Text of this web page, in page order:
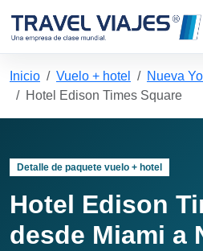
Inicio Vuelo + hotel Nueva
Hotel Edison Times Square
Detalle de paquete vuelo + hotel
Hotel Edison
desde Miami a